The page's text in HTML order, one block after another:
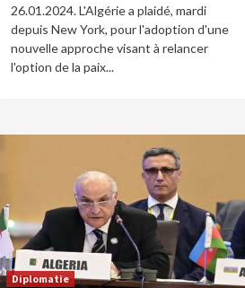
26.01.2024. L'Algérie a plaidé, mardi
depuis New York, pour l'adoption d'une
nouvelle approche visant à relancer
l'option de la paix...
Diplomatie